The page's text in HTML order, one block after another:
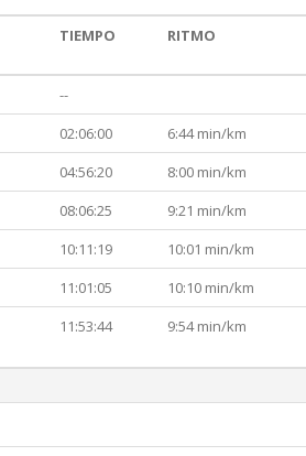
TIEMPO RITMO
--
02:06:00
6:44 min/km
04:56:20
8:00 min/km
08:06:25
9:21 min/km
10:11:19
10:01 min/km
11:01:05
10:10 min/km
11:53:44 9:54 min/km